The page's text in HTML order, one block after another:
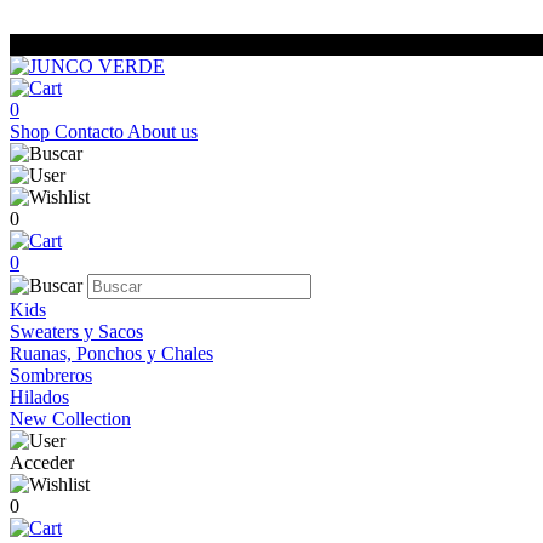
0
Shop Contacto About us
0
0
Kids
Sweaters y Sacos
Ruanas, Ponchos y Chales
Sombreros
Hilados
New Collection
Acceder
0